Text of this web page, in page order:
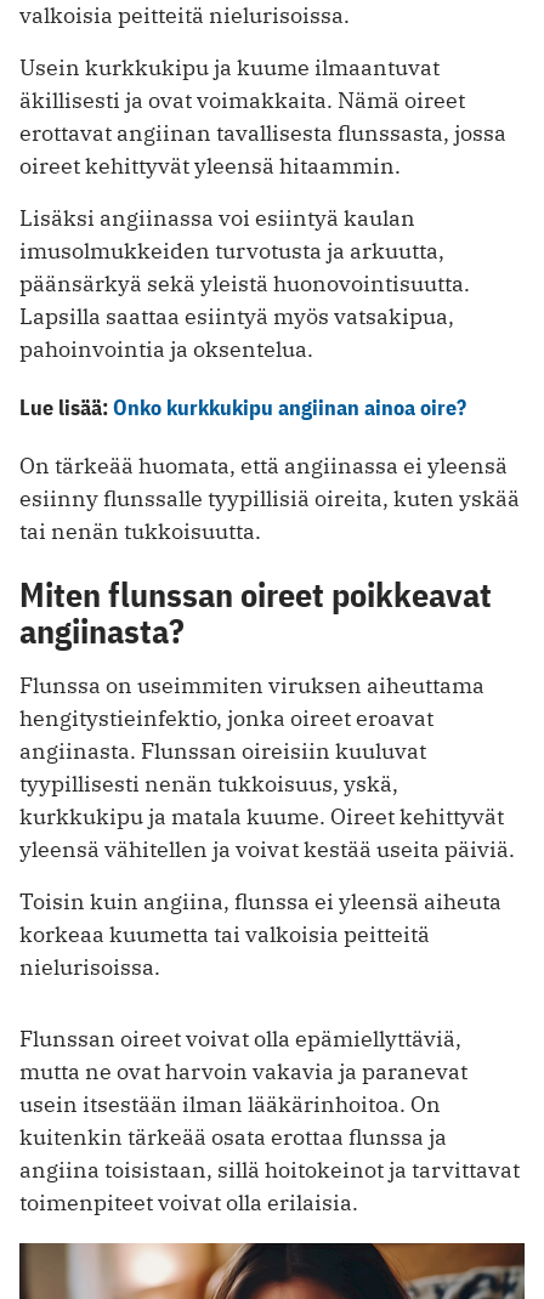
valkoisia peitteitä nielurisoissa.
Usein kurkkukipu ja kuume ilmaantuvat
äkillisesti ja ovat voimakkaita. Nämä oireet
erottavat angiinan tavallisesta flunssasta, jossa
oireet kehittyvät yleensä hitaammin.
Lisäksi angiinassa voi esiintyä kaulan
imusolmukkeiden turvotusta ja arkuutta,
päänsärkyä sekä yleistä huonovointisuutta.
Lapsilla saattaa esiintyä myös vatsakipua,
pahoinvointia ja oksentelua.
Lue lisää:Onko kurkkukipu angiinan ainoa oire?
On tärkeää huomata, että angiinassa ei yleensä
esiinny flunssalle tyypillisiä oireita, kuten yskää
tai nenän tukkoisuutta.
Miten flunssan oireet poikkeavat
angiinasta?
Flunssa on useimmiten viruksen aiheuttama
hengitystieinfektio, jonka oireet eroavat
angiinasta. Flunssan oireisiin kuuluvat
tyypillisesti nenän tukkoisuus, yskä,
kurkkukipu ja matala kuume. Oireet kehittyvät
yleensä vähitellen ja voivat kestää useita päiviä.
Toisin kuin angiina, flunssa ei yleensä aiheuta
korkeaa kuumetta tai valkoisia peitteitä
nielurisoissa.
Flunssan oireet voivat olla epämiellyttäviä,
mutta ne ovat harvoin vakavia ja paranevat
usein itsestään ilman lääkärinhoitoa. On
kuitenkin tärkeää osata erottaa flunssa ja
angiina toisistaan, sillä hoitokeinot ja tarvittavat
toimenpiteet voivat olla erilaisia.